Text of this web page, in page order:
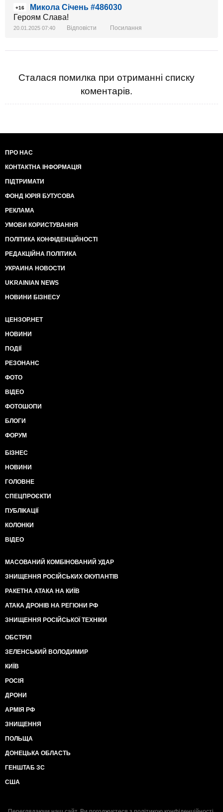
+16
Микола Січень #486030
Героям Слава!
20.01.2025 07:40 Відповісти Посилання
Сталася помилка при отриманні списку
коментарів.
ПРО НАС
КОНТАКТНА ІНФОРМАЦІЯ
ПІДТРИМАТИ
ФОНД ЮРІЯ БУТУСОВА
РЕКЛАМА
УМОВИ КОРИСТУВАННЯ
ПОЛІТИКА КОНФІДЕНЦІЙНОСТІ
РЕДАКЦІЙНА ПОЛІТИКА
УКРАИНА НОВОСТИ
UKRAINIAN NEWS
НОВИНИ БІЗНЕСУ
ЦЕНЗОР.НЕТ
НОВИНИ
ПОДІЇ
РЕЗОНАНС
ФОТО
ВІДЕО
ФОТОШОПИ
БЛОГИ
ФОРУМ
БІЗНЕС
НОВИНИ
ГОЛОВНЕ
СПЕЦПРОЄКТИ
ПУБЛІКАЦІЇ
КОЛОНКИ
ВІДЕО
МАСОВАНИЙ КОМБІНОВАНИЙ УДАР
ЗНИЩЕННЯ РОСІЙСЬКИХ ОКУПАНТІВ
РАКЕТНА АТАКА НА КИЇВ
АТАКА ДРОНІВ НА РЕГІОНИ РФ
ЗНИЩЕННЯ РОСІЙСЬКОЇ ТЕХНІКИ
ОБСТРІЛ
ЗЕЛЕНСЬКИЙ ВОЛОДИМИР
КИЇВ
РОСІЯ
ДРОНИ
АРМІЯ РФ
ЗНИЩЕННЯ
ПОЛЬЩА
ДОНЕЦЬКА ОБЛАСТЬ
ГЕНШТАБ ЗС
США